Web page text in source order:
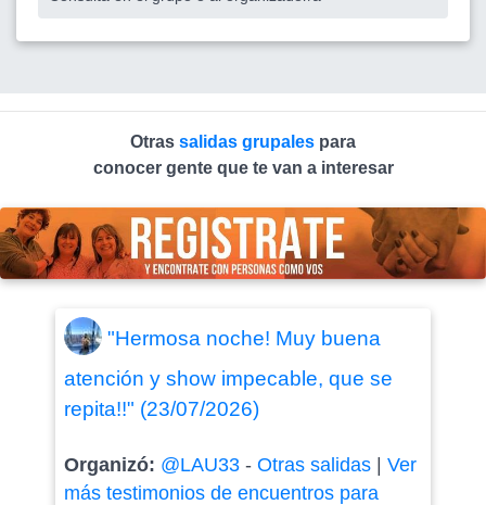
Otras salidas grupales para
conocer gente que te van a interesar
"Hermosa noche! Muy buena
atención y show impecable, que se
repita!!" (23/07/2026)
Organizó: @LAU33- Otras salidas| Ver
más testimonios de encuentros para